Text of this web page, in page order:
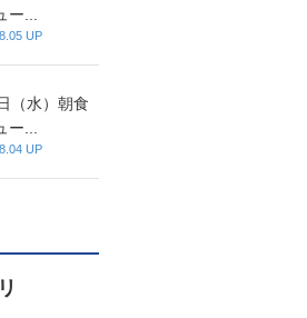
ー...
UP
（水）朝食
ー...
UP